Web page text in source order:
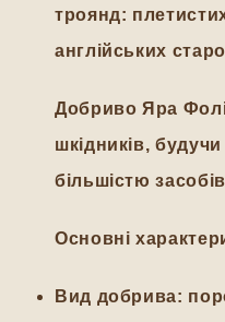
троянд:
англійських
Добриво Яра
шкідників,
більшістю
Основні
Вид добрива: